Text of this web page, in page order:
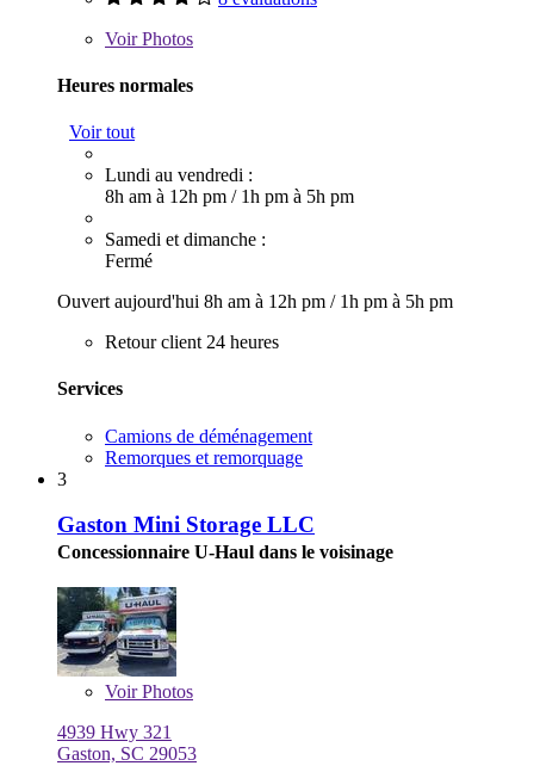
VoirPhotos
Heures normales
Voir tout
Lundi au vendredi :
8h am à 12h pm / 1h pm à 5h pm
Samedi et dimanche :
Fermé
Ouvert aujourd'hui 8h am à 12h pm / 1h pm à 5h pm
Retour client 24 heures
Services
Camions de déménagement
Remorques et remorquage
3
Gaston Mini Storage LLC
Concessionnaire U-Haul dans le voisinage
VoirPhotos
4939 Hwy 321
Gaston, SC 29053